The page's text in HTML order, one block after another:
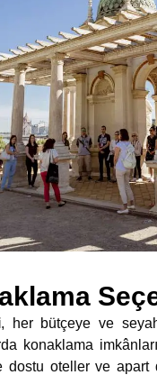
, her bütçeye ve
konaklama
dostu oteller ve